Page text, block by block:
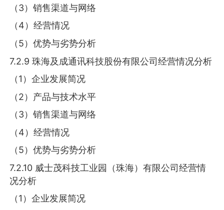
（3）销售渠道与网络
（4）经营情况
（5）优势与劣势分析
7.2.9 珠海及成通讯科技股份有限公司经营情况分析
（1）企业发展简况
（2）产品与技术水平
（3）销售渠道与网络
（4）经营情况
（5）优势与劣势分析
7.2.10 威士茂科技工业园（珠海）有限公司经营情
况分析
（1）企业发展简况